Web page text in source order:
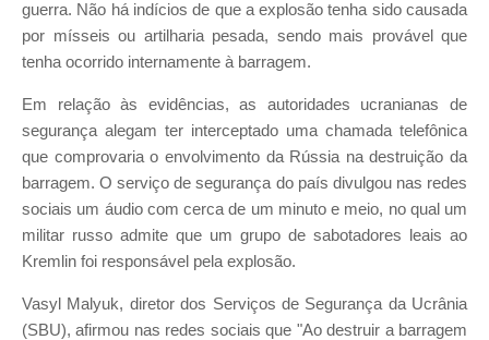
guerra. Não há indícios de que a explosão tenha sido causada
por mísseis ou artilharia pesada, sendo mais provável que
tenha ocorrido internamente à barragem.
Em relação às evidências, as autoridades ucranianas de
segurança alegam ter interceptado uma chamada telefônica
que comprovaria o envolvimento da Rússia na destruição da
barragem. O serviço de segurança do país divulgou nas redes
sociais um áudio com cerca de um minuto e meio, no qual um
militar russo admite que um grupo de sabotadores leais ao
Kremlin foi responsável pela explosão.
Vasyl Malyuk, diretor dos Serviços de Segurança da Ucrânia
(SBU), afirmou nas redes sociais que "Ao destruir a barragem